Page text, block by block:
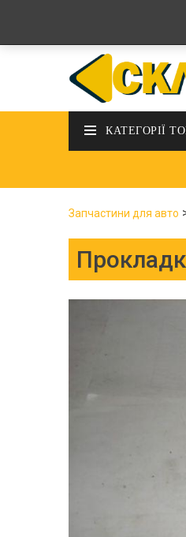
КАТЕГОРІЇ
Запчастини для авто